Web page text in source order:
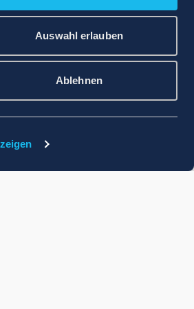
Auswahl erlauben
Ablehnen